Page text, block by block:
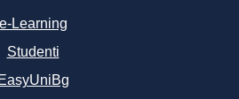
e-Learning
Studenti
EasyUniBg